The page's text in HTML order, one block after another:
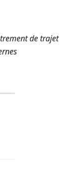
de trajet